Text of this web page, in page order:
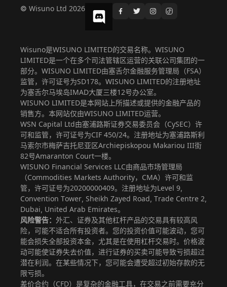
© Wisuno Ltd 2026
Wisuno是WISUNO LIMITED的交易名称。WISUNO
LIMITED是一个在多个司法管辖区运营的关联公司集团的一
部分。WISUNO LIMITED由塞舌尔金融服务管理局（FSA）
监管，许可证号为SD178。WISUNO LIMITED的注册地址
为塞舌尔马埃岛IMAD大厦三楼12号办公室。
WISUNO LIMITED是本网站上所描述或提供的金融产品的
销售方。本网站仅由WISUNO LIMITED运营。
WSN Capital Ltd由塞浦路斯证券交易委员会（CySEC）许
可和监管，许可证号为CIF 450/24。注册地址为塞浦路斯利
马索尔市梅萨吉托尼亚区Archiepiskopou Makariou III街
82号Amaranton Court一楼。
WISUNO Financial Services LLC由商品市场管理局
（Commodities Markets Authority，CMA）许可和监
管，许可证号为20200000409。注册地址为Level 9,
Convention Tower, Sheikh Zayed Road, Trade Centre 2,
Dubai, United Arab Emirates。
风险警告： 外汇、证券及其他杠杆产品的交易具有较高风
险，可能不适合所有投资者。您的投资价值可能波动，您可
能会损失全部投资本金，尤其是在使用杠杆交易时。价格波
动可能使证券失去价值，进行证券的买卖可能导致亏损超过
潜在利润。在某些情况下，您可能会遭受超过初始存款的无
限亏损。
差价合约（CFD）是复杂的金融工具，在交易之前需要充分